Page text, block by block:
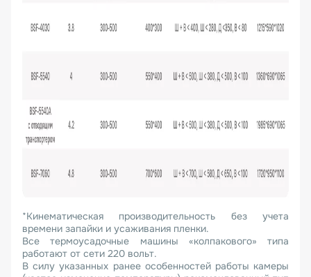
*Кинематическая производительность без учета
времени запайки и усаживания пленки.
Все термоусадочные машины «колпакового» типа
работают от сети 220 вольт.
В силу указанных ранее особенностей работы камеры